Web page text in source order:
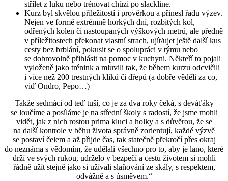
střílet z luku nebo trénovat chůzi po slackline.
Kurz byl skvělou příležitostí i prověrkou a přinesl řadu výzev.
Nejen ve formě extrémně horkých dní, rozbitých kol,
odřených kolen či nastoupaných výškových metrů, ale předně
v příležitostech překonat vlastní strach, ujít/ujet ještě další kus
cesty bez brblání, pokusit se o spolupráci v týmu nebo
se dobrovolně přihlásit na pomoc v kuchyni. Někteří to pojali
vyloženě jako trénink a mluvili tak, že během kurzu odcvičili
i více než 200 trestných kliků či dřepů (a dobře věděli za co,
viď Ondro, Pepo…)
Takže sedmáci od teď tuší, co je za dva roky čeká, s deváťáky
se loučíme a posíláme je na střední školy s radostí, že jsme mohli
vidět, jak z nich rostou prima kluci a holky a s důvěrou, že se
na další kontrole v běhu života správně zorientují, každé výzvě
se postaví čelem a až přijde čas, tak statečně překročí přes okraj
do neznáma s vědomím, že udělali všechno pro to, aby je lano, které
drží ve svých rukou, udrželo v bezpečí a cestu životem si mohli
řádně užít stejně jako si užívali slaňování ze skály, s respektem,
odvážně a s úsměvem.“